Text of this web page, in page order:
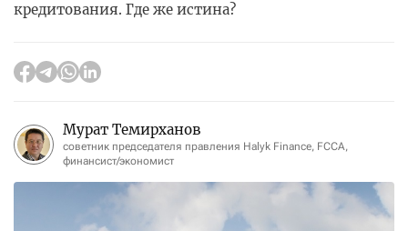
кредитования. Где же истина?
Мурат Темирханов
советник председателя правления Halyk Finance, FCCA,
финансист/экономист